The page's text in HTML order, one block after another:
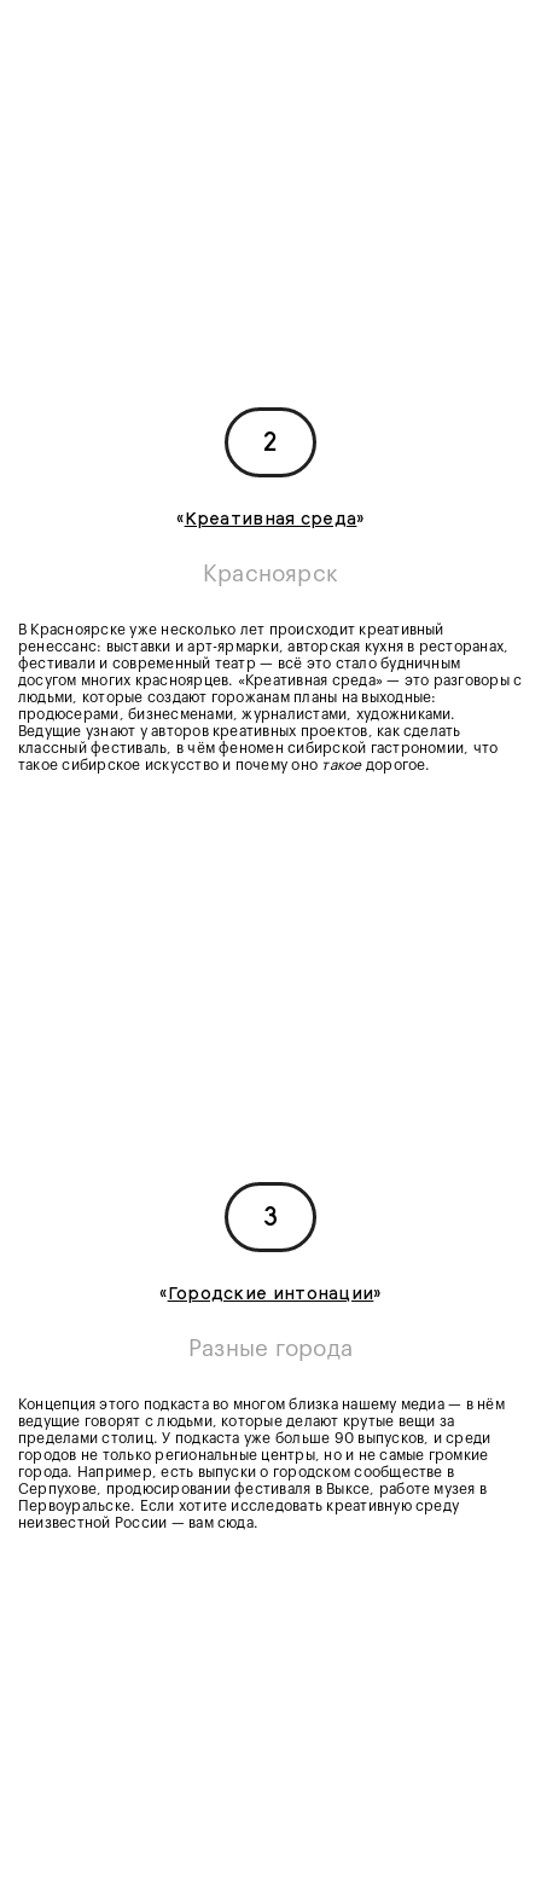
2
«Креативная среда»
Красноярск
В Красноярске уже несколько лет происходит креативный
ренессанс: выставки и арт-ярмарки, авторская кухня в ресторанах,
фестивали и современный театр — всё это стало будничным
досугом многих красноярцев. «Креативная среда» — это разговоры с
людьми, которые создают горожанам планы на выходные:
продюсерами, бизнесменами, журналистами, художниками.
Ведущие узнают у авторов креативных проектов, как сделать
классный фестиваль, в чём феномен сибирской гастрономии, что
такое сибирское искусство и почему оно такоедорогое.
3
«Городские интонации»
Разные города
Концепция этого подкаста во многом близка нашему медиа — в нём
ведущие говорят с людьми, которые делают крутые вещи за
пределами столиц. У подкаста уже больше 90 выпусков, и среди
городов не только региональные центры, но и не самые громкие
города. Например, есть выпуски о городском сообществе в
Серпухове, продюсировании фестиваля в Выксе, работе музея в
Первоуральске. Если хотите исследовать креативную среду
неизвестной России — вам сюда.